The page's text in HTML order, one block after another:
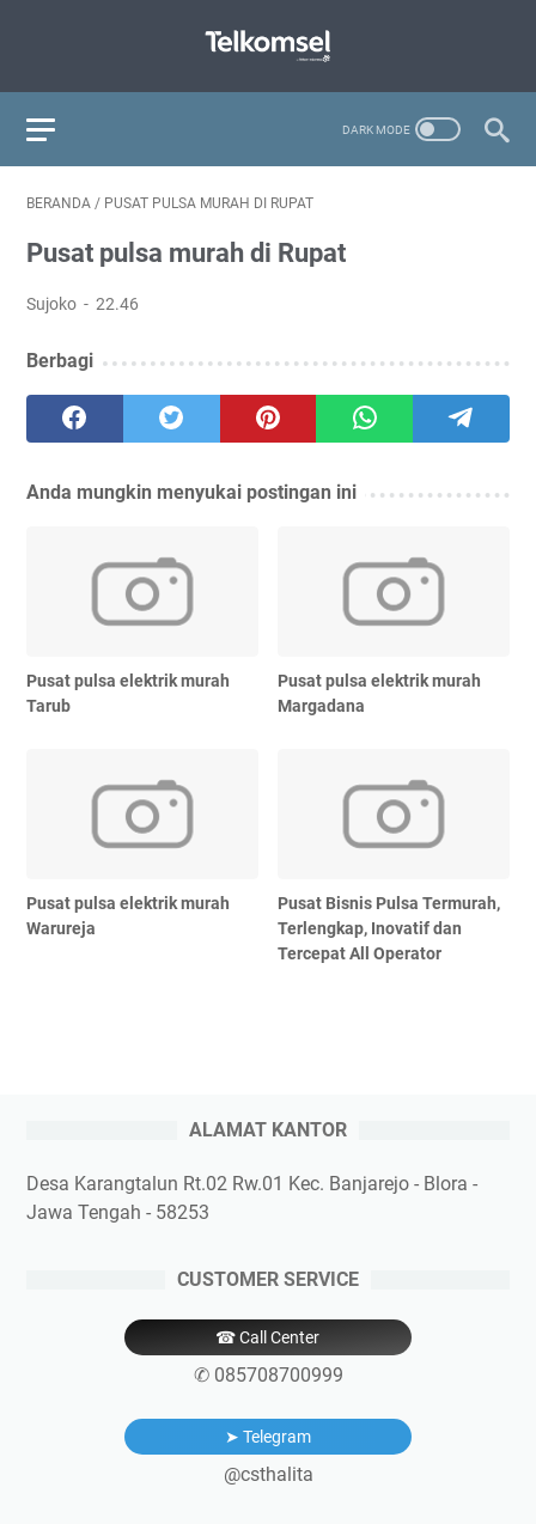
BERANDA / PUSAT PULSA MURAH DI RUPAT
Pusat pulsa murah di Rupat
Sujoko 22.46
Berbagi
Anda mungkin menyukai postingan ini
Pusat pulsa elektrik murah
Tarub
Pusat pulsa elektrik murah
Margadana
Pusat pulsa elektrik murah
Warureja
Pusat Bisnis Pulsa Termurah,
Terlengkap, Inovatif dan
Tercepat All Operator
ALAMAT KANTOR
Desa Karangtalun Rt.02 Rw.01 Kec. Banjarejo - Blora -
Jawa Tengah - 58253
CUSTOMER SERVICE
☎ Call Center
✆ 085708700999
➤ Telegram
@csthalita